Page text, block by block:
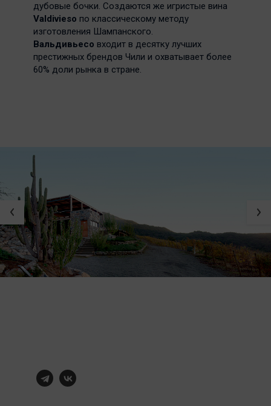
дубовые бочки. Создаются же игристые вина
Valdivieso по классическому методу
изготовления Шампанского.
Вальдивьесо входит в десятку лучших
престижных брендов Чили и охватывает более
60% доли рынка в стране.